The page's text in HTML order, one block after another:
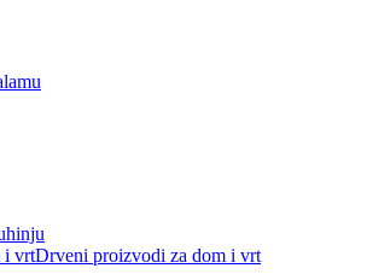
Drveni proizvodi za dom i vrt